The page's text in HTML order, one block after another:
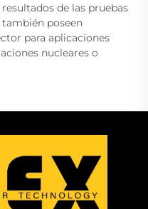
de las pruebas
poseen
para aplicaciones
nucleares o